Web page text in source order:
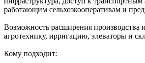
работающим сельхозкооперативам и
Возможность расширения производства
агротехнику, ирригацию, элеваторы и
Кому подходит: